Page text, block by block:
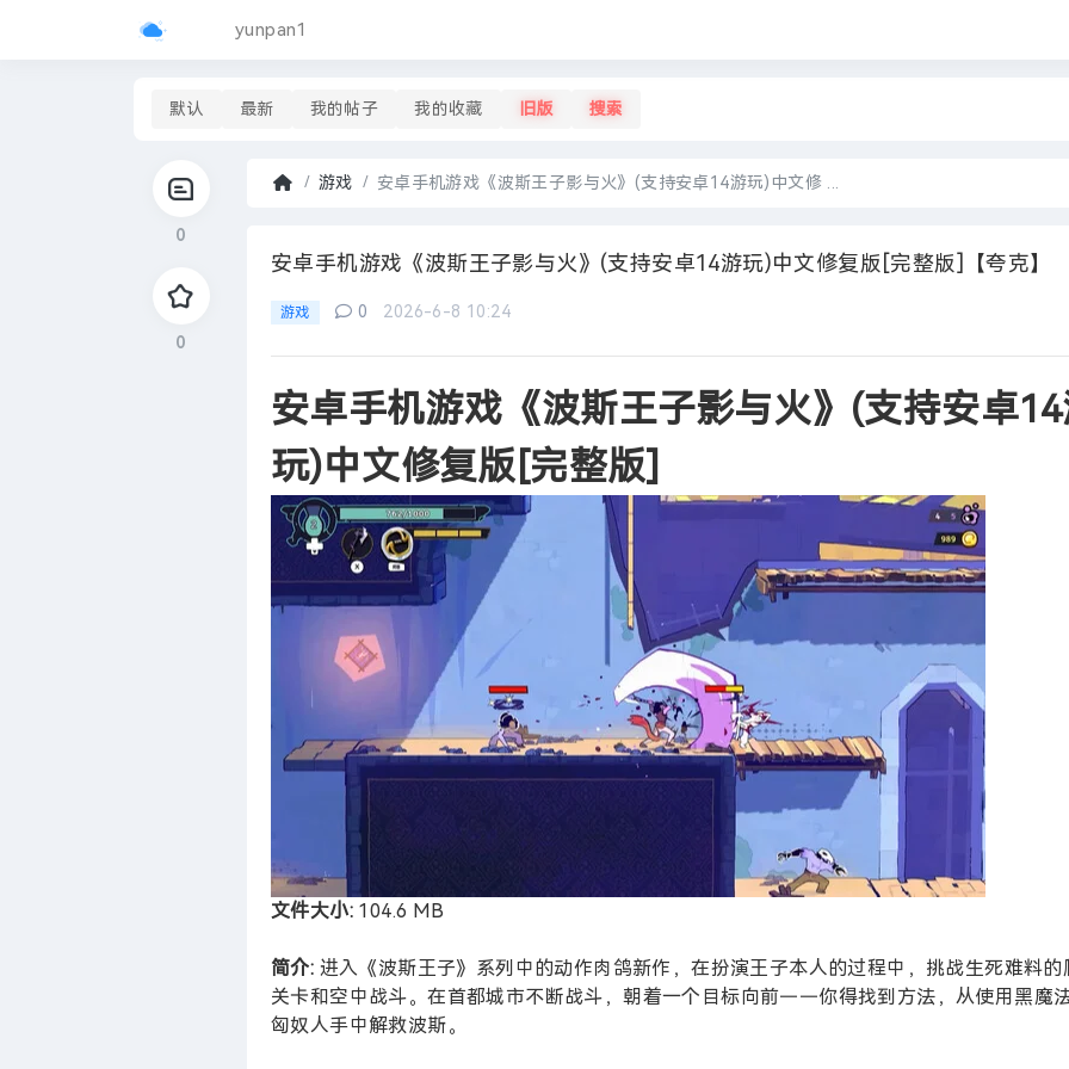
yunpan1
默认 最新 我的帖子 我的收藏 旧版 搜索
0
0
页
游戏
›
安卓手机游戏《波斯王子影与火》(支持安卓14游玩)中文修 ...
安卓手机游戏《波斯王子影与火》(支持安卓14游玩)中文修复版[完整版]【夸克】
游戏 0 2026-6-8 10:24
安卓手机游戏《波斯王子影与火》(支持安卓
玩)中文修复版[完整版]
文件大小: 104.6 MB
简介: 进入《波斯王子》系列中的动作肉鸽新作，在扮演王子本人的过程中，挑战生死难料的
关卡和空中战斗。在首都城市不断战斗，朝着一个目标向前——你得找到方法，从使用黑魔
匈奴人手中解救波斯。